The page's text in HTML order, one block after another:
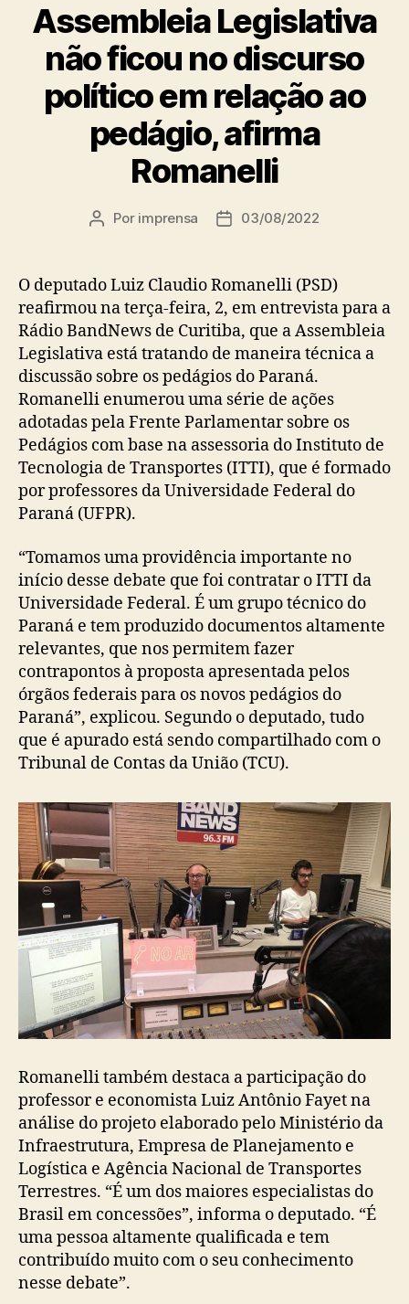
Assembleia Legislativa
não ficou no discurso
político em relação ao
pedágio, afirma
Romanelli
Autor
Por imprensa
Data03/08/2022
O deputado Luiz Claudio Romanelli (PSD)
reafirmou na terça-feira, 2, em entrevista para a
Rádio BandNews de Curitiba, que a Assembleia
Legislativa está tratando de maneira técnica a
discussão sobre os pedágios do Paraná.
Romanelli enumerou uma série de ações
adotadas pela Frente Parlamentar sobre os
Pedágios com base na assessoria do Instituto de
Tecnologia de Transportes (ITTI), que é formado
por professores da Universidade Federal do
Paraná (UFPR).
“Tomamos uma providência importante no
início desse debate que foi contratar o ITTI da
Universidade Federal. É um grupo técnico do
Paraná e tem produzido documentos altamente
relevantes, que nos permitem fazer
contrapontos à proposta apresentada pelos
órgãos federais para os novos pedágios do
Paraná”, explicou. Segundo o deputado, tudo
que é apurado está sendo compartilhado com o
Tribunal de Contas da União (TCU).
Romanelli também destaca a participação do
professor e economista Luiz Antônio Fayet na
análise do projeto elaborado pelo Ministério da
Infraestrutura, Empresa de Planejamento e
Logística e Agência Nacional de Transportes
Terrestres. “É um dos maiores especialistas do
Brasil em concessões”, informa o deputado. “É
uma pessoa altamente qualificada e tem
contribuído muito com o seu conhecimento
nesse debate”.